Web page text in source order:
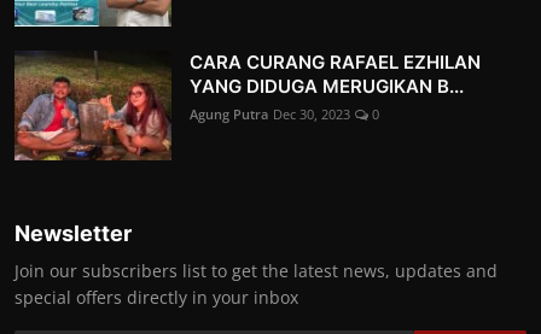
CARA CURANG RAFAEL EZHILAN
YANG DIDUGA MERUGIKAN B...
Agung Putra Dec 30, 2023 0
Newsletter
Join our subscribers list to get the latest news, updates and
special offers directly in your inbox